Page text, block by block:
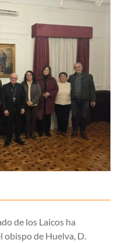
de los Laicos ha
de Huelva, D.